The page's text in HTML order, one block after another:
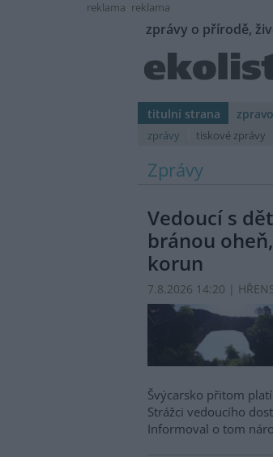
reklama reklama
zprávy o přírodě,
titulní strana
zprávy tiskové zprávy
Zprávy
Vedoucí s
bránou
korun
7.8.2026 14:20 |
Švýcarsko přitom
Strážci vedoucího
Informoval o tom